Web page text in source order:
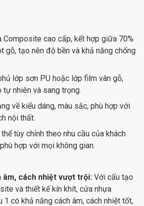
Composite cao cấp, kết hợp giữa 70%
gỗ, tạo nên độ bền và khả năng chống
lớp sơn PU hoặc lớp film vân gỗ,
tự nhiên và sang trọng.
về kiểu dáng, màu sắc, phù hợp với
nội thất.
thể tùy chỉnh theo nhu cầu của khách
hợp với mọi không gian.
âm, cách nhiệt vượt trội: Với cấu tạo
và thiết kế kín khít, cửa nhựa
có khả năng cách âm, cách nhiệt tốt,